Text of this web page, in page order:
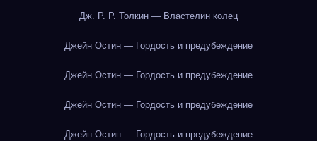
Дж. Р. Р. Толкин — Властелин колец
Джейн Остин — Гордость и предубеждение
Джейн Остин — Гордость и предубеждение
Джейн Остин — Гордость и предубеждение
Джейн Остин — Гордость и предубеждение